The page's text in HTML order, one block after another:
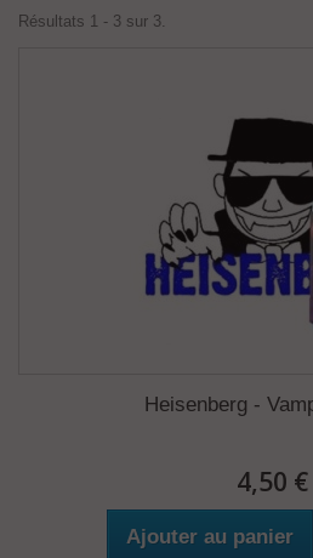
Résultats 1 - 3 sur 3.
Heisenberg -
4,50 €
Ajouter au panier